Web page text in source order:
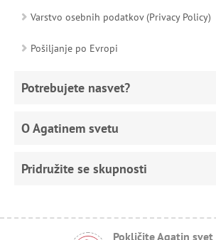
Varstvo osebnih podatkov (Privacy Policy)
Pošiljanje po Evropi
Potrebujete nasvet?
O Agatinem svetu
Pridružite se skupnosti
Pokličite Agatin svet